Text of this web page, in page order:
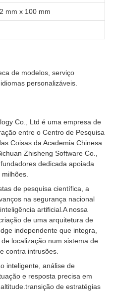
mm x 100 mm
de modelos, serviço
personalizáveis.
Co., Ltd é uma empresa de
entre o Centro de Pesquisa
Coisas da Academia Chinesa
Zhisheng Software Co.,
dedicada apoiada
de pesquisa científica, a
na segurança nacional
artificial.A nossa
de uma arquitetura de
independente que integra,
localização num sistema de
contra intrusões.
inteligente, análise de
e resposta precisa em
de estratégias